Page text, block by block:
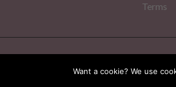
Terms
Alla rättigheter
Want a cookie? We use